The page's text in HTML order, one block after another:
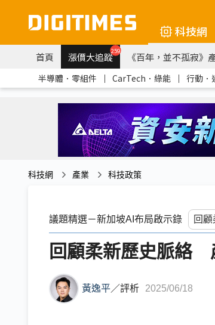
科技網
首頁 漲價大追蹤259 《百年，並不孤寂》
半導體．零組件 ｜ CarTech．綠能 ｜ 行動．
科技網 產業 科技政策
議題精選－新加坡AI布局啟示錄
回顧柔新歷史脈絡
黃逸平／評析 2025/06/18